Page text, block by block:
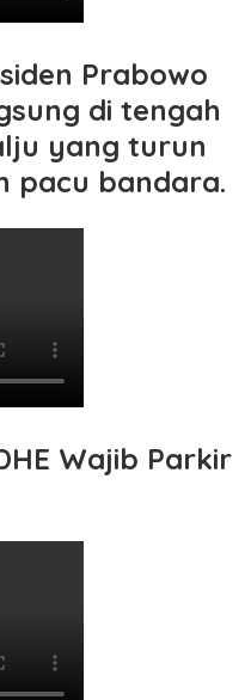
Prabowo
di tengah
yang turun
pacu bandara.
Wajib Parkir